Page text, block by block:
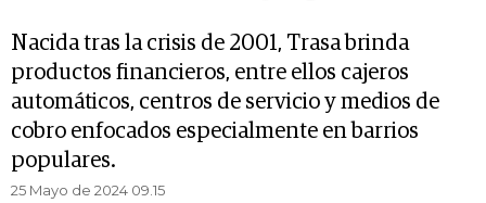
Nacida tras la crisis de 2001, Trasa brinda
productos financieros, entre ellos cajeros
automáticos, centros de servicio y medios de
cobro enfocados especialmente en barrios
populares.
25 Mayo de 2024 09.15